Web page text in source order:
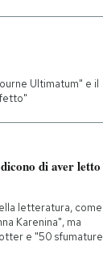
Ultimatum" e il
di aver letto
letteratura, come
Karenina", ma
e "50 sfumature